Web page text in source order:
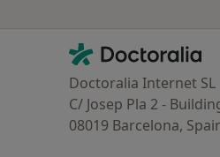
Contacto
Doctoralia - Página de inicio
Doctoralia Internet SL
C/ Josep Pla 2 -
08019 Barcelona,